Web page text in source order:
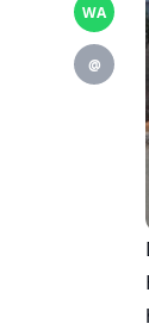
WA
@